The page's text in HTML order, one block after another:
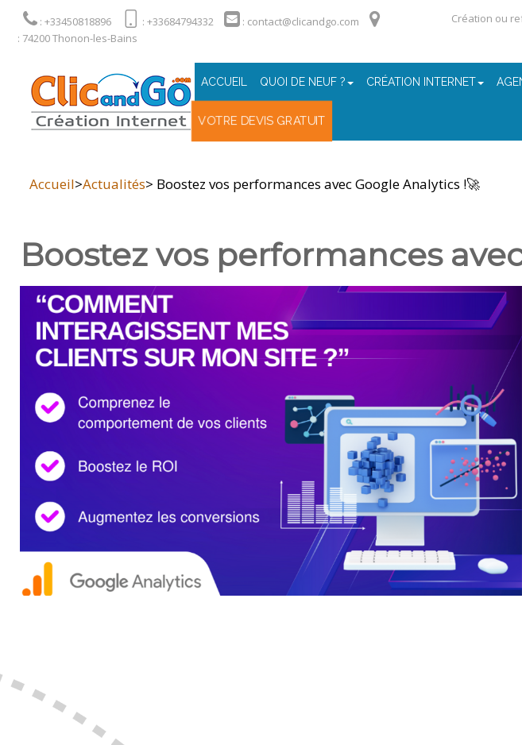
: +33450818896 : +33684794332
: contact@clicandgo.com
: 74200 Thonon-les-Bains
Création ou
ACCUEIL QUOI DE NEUF ? CRÉATION INTERNET
VOTRE DEVIS GRATUIT
Accueil>Actualités> Boostez vos performances avec Google Analytics !🚀
Boostez vos performances